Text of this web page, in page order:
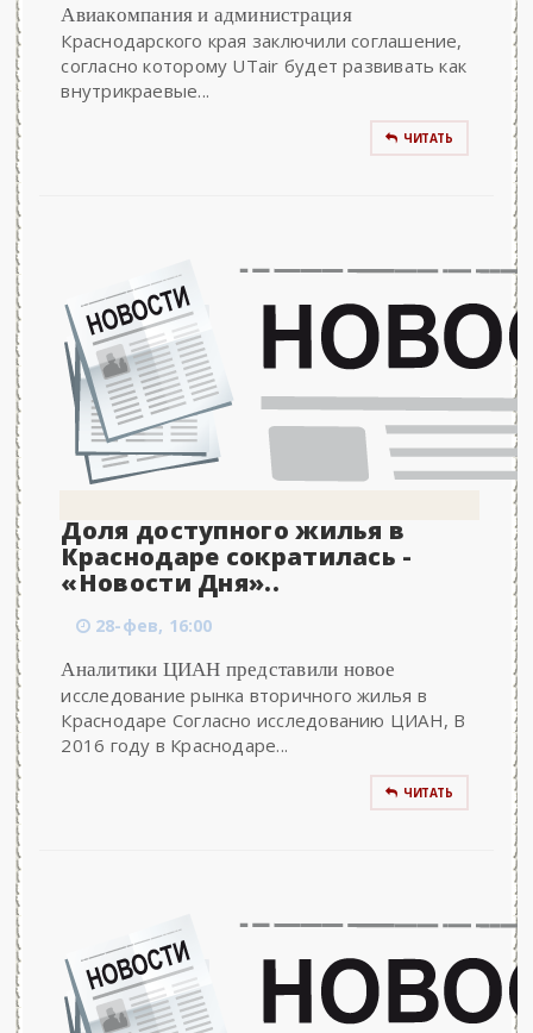
Авиакомпания и администрация
Краснодарского края заключили соглашение,
согласно которому UTair будет развивать как
внутрикраевые...
ЧИТАТЬ
Доля доступного жилья в
Краснодаре сократилась -
«Новости Дня»..
28-фев, 16:00
Аналитики ЦИАН представили новое
исследование рынка вторичного жилья в
Краснодаре Согласно исследованию ЦИАН, В
2016 году в Краснодаре...
ЧИТАТЬ